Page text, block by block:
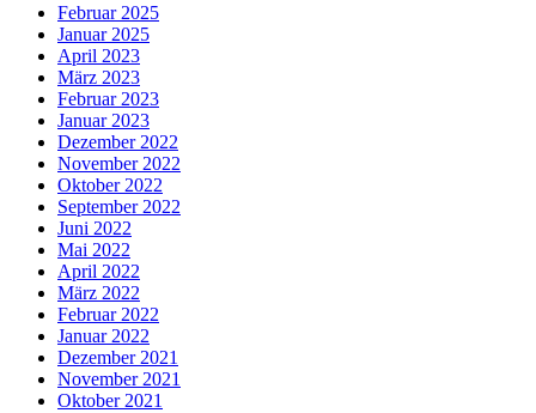
Februar 2025
Januar 2025
April 2023
März 2023
Februar 2023
Januar 2023
Dezember 2022
November 2022
Oktober 2022
September 2022
Juni 2022
Mai 2022
April 2022
März 2022
Februar 2022
Januar 2022
Dezember 2021
November 2021
Oktober 2021